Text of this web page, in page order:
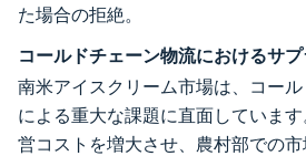
た場合の拒絶。
コールドチェーン物流におけるサ
南米アイスクリーム市場は、コー
による重大な課題に直面していま
営コストを増大させ、農村部での